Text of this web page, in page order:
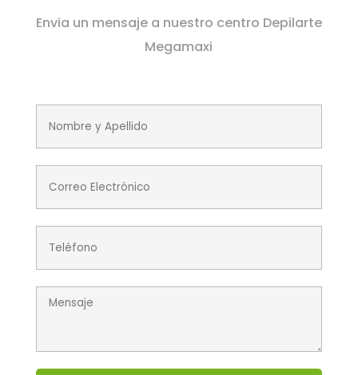
Envia un mensaje a nuestro centro Depilarte
Megamaxi